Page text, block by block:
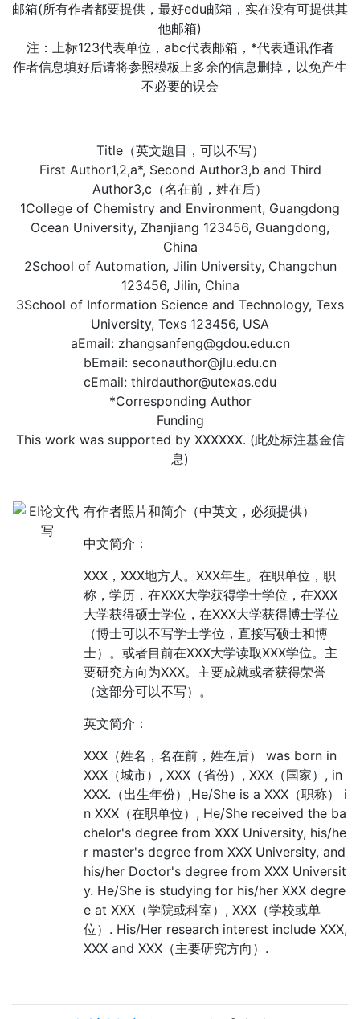
邮箱(所有作者都要提供，最好edu邮箱，实在没有可提供其
他邮箱)
注：上标123代表单位，abc代表邮箱，*代表通讯作者
作者信息填好后请将参照模板上多余的信息删掉，以免产生
不必要的误会
Title（英文题目，可以不写）
First Author1,2,a*, Second Author3,b and Third
Author3,c（名在前，姓在后）
1College of Chemistry and Environment, Guangdong
Ocean University, Zhanjiang 123456, Guangdong,
China
2School of Automation, Jilin University, Changchun
123456, Jilin, China
3School of Information Science and Technology, Texs
University, Texs 123456, USA
aEmail: zhangsanfeng@gdou.edu.cn
bEmail: seconauthor@jlu.edu.cn
cEmail: thirdauthor@utexas.edu
*Corresponding Author
Funding
This work was supported by XXXXXX. (此处标注基金信
息)
有作者照片和简介（中英文，必须提供）
中文简介：
XXX，XXX地方人。XXX年生。在职单位，职
称，学历，在XXX大学获得学士学位，在XXX
大学获得硕士学位，在XXX大学获得博士学位
（博士可以不写学士学位，直接写硕士和博
士）。或者目前在XXX大学读取XXX学位。主
要研究方向为XXX。主要成就或者获得荣誉
（这部分可以不写）。
英文简介：
XXX（姓名，名在前，姓在后） was born in
XXX（城市）, XXX（省份）, XXX（国家）, in
XXX.（出生年份）,He/She is a XXX（职称） i
n XXX（在职单位）, He/She received the ba
chelor's degree from XXX University, his/he
r master's degree from XXX University, and
his/her Doctor's degree from XXX Universit
y. He/She is studying for his/her XXX degre
e at XXX（学院或科室）, XXX（学校或单
位）. His/Her research interest include XXX,
XXX and XXX（主要研究方向）.